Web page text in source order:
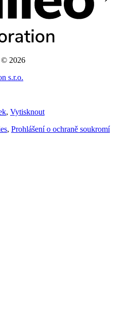
© 2026
s.r.o.
, Vytisknout
, Prohlášení o ochraně soukromí